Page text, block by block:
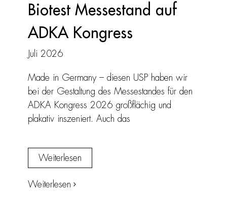
Biotest Messestand auf
ADKA Kongress
Juli 2026
Made in Germany – diesen USP haben wir
bei der Gestaltung des Messestandes für den
ADKA Kongress 2026 großflächig und
plakativ inszeniert. Auch das
Weiterlesen
Weiterlesen